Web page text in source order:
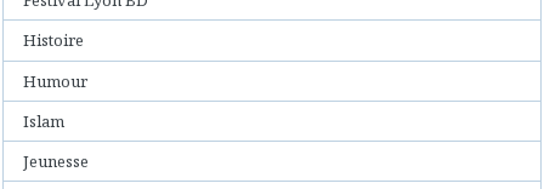
Histoire
Humour
Islam
Jeunesse